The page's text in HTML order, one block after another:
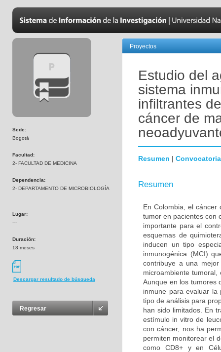
Sede:
Bogotá
Facultad:
2- FACULTAD DE MEDICINA
Dependencia:
2- DEPARTAMENTO DE MICROBIOLOGÍA
Lugar:
---
Duración:
18 meses
Descargar resultado de búsqueda
Regresar
Proyectos
Estudio del
sistema
infiltrantes
cáncer de
Resumen | Convocatoria
Resumen
En Colombia, el
tumor en pacientes con
importante para el
esquemas de
inducen un tipo
inmunogénica (MCI)
contribuye a una
microambiente
Aunque en los tumores
inmune para evaluar la
tipo de análisis para
han sido limitados. En
estímulo in vitro de
con cáncer, nos ha
permiten monitorear el
como CD8+ y en